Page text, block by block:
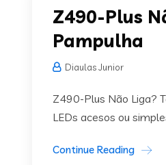
Z490-Plus
Pampulha
Diaulas Junior
Z490-Plus Não Liga?
LEDs acesos ou
Continue Reading